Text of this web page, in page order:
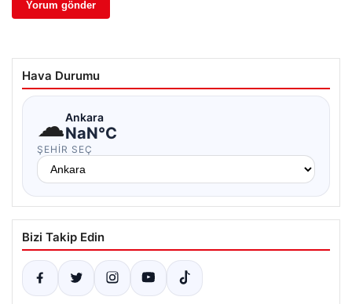
Hava Durumu
☁Ankara
NaN°C
ŞEHIR SEÇ
Bizi Takip Edin